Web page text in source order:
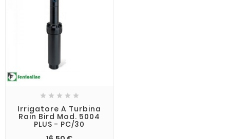
    
Irrigatore A Turbina
Rain Bird Mod. 5004
PLUS - PC/30